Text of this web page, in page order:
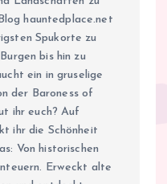
hauntedplace.net
Spukorte zu
bis hin zu
ein in gruselige
der Baroness of
ihr euch? Auf
ihr die Schönheit
Von historischen
Erweckt alte